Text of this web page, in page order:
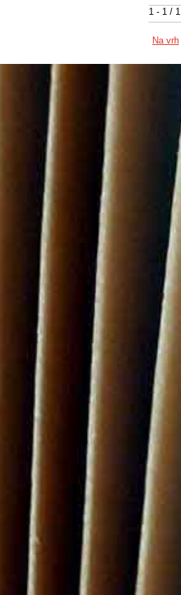
1 - 1 / 1
Na vrh